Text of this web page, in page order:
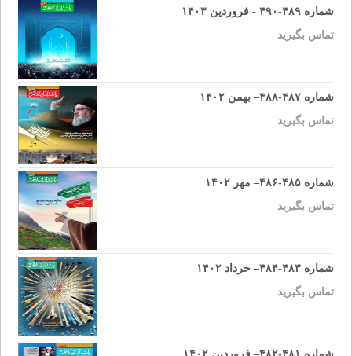
شماره ۴۸۹-۴۹۰ - فروردین ۱۴۰۳
تماس بگیرید
شماره ۴۸۷-۴۸۸– بهمن ۱۴۰۲
تماس بگیرید
شماره ۴۸۵-۴۸۶– مهر ۱۴۰۲
تماس بگیرید
شماره ۴۸۳-۴۸۴– خرداد ۱۴۰۲
تماس بگیرید